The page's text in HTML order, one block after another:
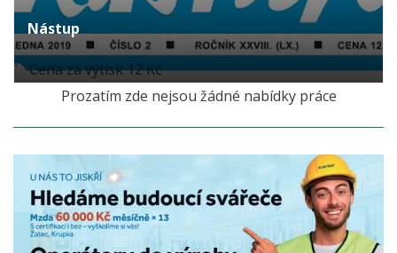
Nástup
Cena za výtisk 12 Kč
Prozatím zde nejsou žádné nabídky práce